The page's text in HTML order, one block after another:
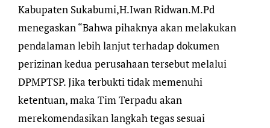
Kabupaten Sukabumi,H.Iwan Ridwan.M.Pd
menegaskan “Bahwa pihaknya akan melakukan
pendalaman lebih lanjut terhadap dokumen
perizinan kedua perusahaan tersebut melalui
DPMPTSP. Jika terbukti tidak memenuhi
ketentuan, maka Tim Terpadu akan
merekomendasikan langkah tegas sesuai